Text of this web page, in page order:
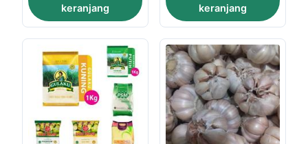
keranjang
keranjang